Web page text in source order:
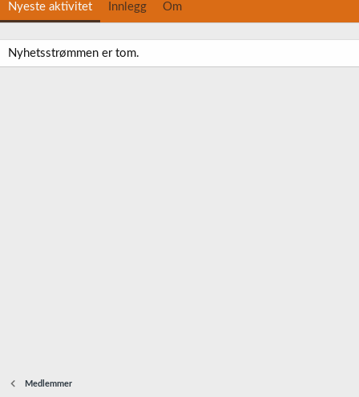
Nyeste aktivitet Innlegg Om
Nyhetsstrømmen er tom.
Medlemmer